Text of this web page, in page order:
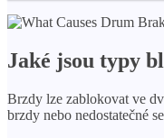
Jaké jsou typy
Brzdy lze zablokovat ve
brzdy nebo nedostatečné